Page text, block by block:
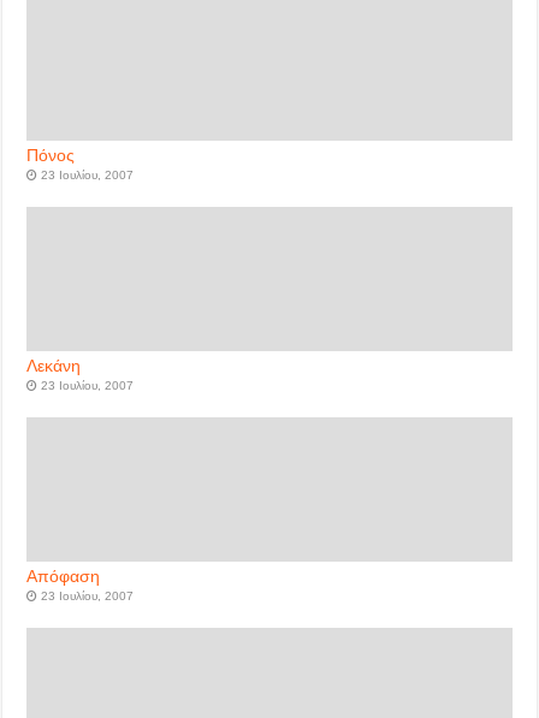
Πόνος
23 Ιουλίου, 2007
Λεκάνη
23 Ιουλίου, 2007
Απόφαση
23 Ιουλίου, 2007